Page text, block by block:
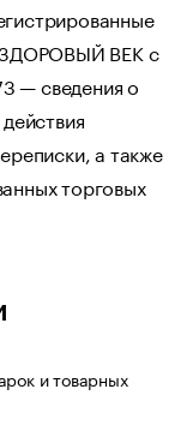
ЗДОРОВЫЙ ВЕК с
— сведения о
а также
торговых
и товарных